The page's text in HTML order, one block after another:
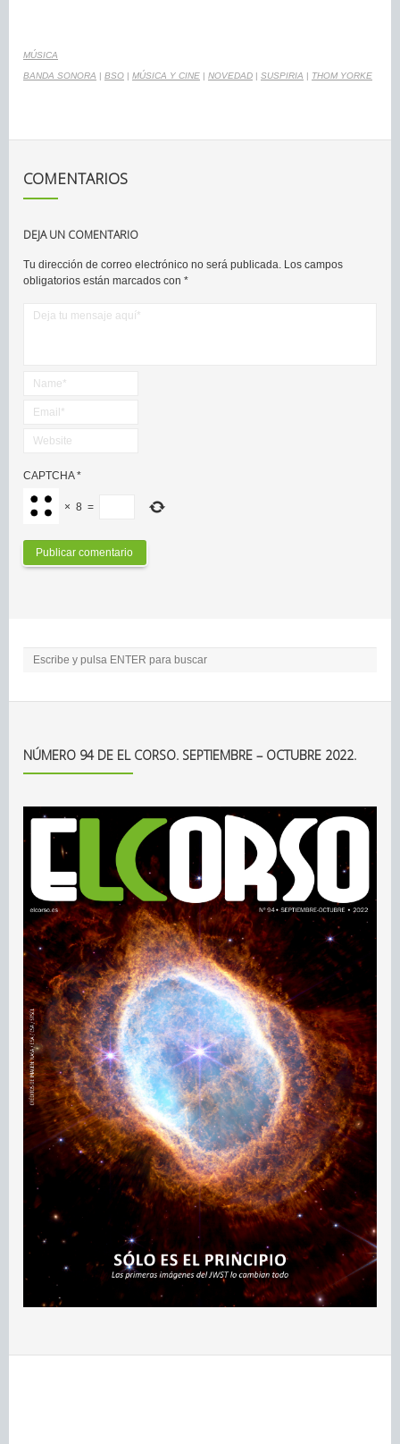
MÚSICA
BANDA SONORA | BSO | MÚSICA Y CINE | NOVEDAD | SUSPIRIA | THOM YORKE
COMENTARIOS
DEJA UN COMENTARIO
Tu dirección de correo electrónico no será publicada. Los campos
obligatorios están marcados con *
CAPTCHA*
× 8 =
NÚMERO 94 DE EL CORSO. SEPTIEMBRE – OCTUBRE 2022.